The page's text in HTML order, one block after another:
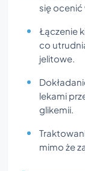
się ocenić
Łączenie
co
jelitowe.
lekami
glikemii.
mimo że